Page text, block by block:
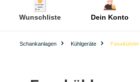
Wunschliste Dein Konto
Schankanlagen Kühlgeräte Fasskühler